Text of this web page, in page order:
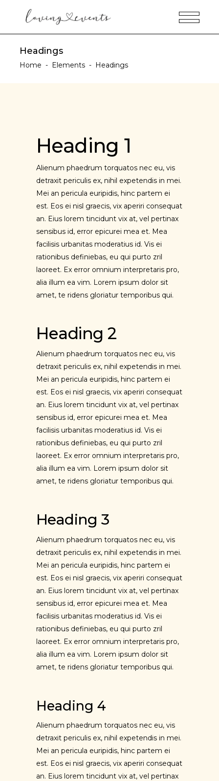
Headings
Home - Elements - Headings
Heading 1
Alienum phaedrum torquatos nec eu, vis
detraxit periculis ex, nihil expetendis in mei.
Mei an pericula euripidis, hinc partem ei
est. Eos ei nisl graecis, vix aperiri consequat
an. Eius lorem tincidunt vix at, vel pertinax
sensibus id, error epicurei mea et. Mea
facilisis urbanitas moderatius id. Vis ei
rationibus definiebas, eu qui purto zril
laoreet. Ex error omnium interpretaris pro,
alia illum ea vim. Lorem ipsum dolor sit
amet, te ridens gloriatur temporibus qui.
Heading 2
Alienum phaedrum torquatos nec eu, vis
detraxit periculis ex, nihil expetendis in mei.
Mei an pericula euripidis, hinc partem ei
est. Eos ei nisl graecis, vix aperiri consequat
an. Eius lorem tincidunt vix at, vel pertinax
sensibus id, error epicurei mea et. Mea
facilisis urbanitas moderatius id. Vis ei
rationibus definiebas, eu qui purto zril
laoreet. Ex error omnium interpretaris pro,
alia illum ea vim. Lorem ipsum dolor sit
amet, te ridens gloriatur temporibus qui.
Heading 3
Alienum phaedrum torquatos nec eu, vis
detraxit periculis ex, nihil expetendis in mei.
Mei an pericula euripidis, hinc partem ei
est. Eos ei nisl graecis, vix aperiri consequat
an. Eius lorem tincidunt vix at, vel pertinax
sensibus id, error epicurei mea et. Mea
facilisis urbanitas moderatius id. Vis ei
rationibus definiebas, eu qui purto zril
laoreet. Ex error omnium interpretaris pro,
alia illum ea vim. Lorem ipsum dolor sit
amet, te ridens gloriatur temporibus qui.
Heading 4
Alienum phaedrum torquatos nec eu, vis
detraxit periculis ex, nihil expetendis in mei.
Mei an pericula euripidis, hinc partem ei
est. Eos ei nisl graecis, vix aperiri consequat
an. Eius lorem tincidunt vix at, vel pertinax